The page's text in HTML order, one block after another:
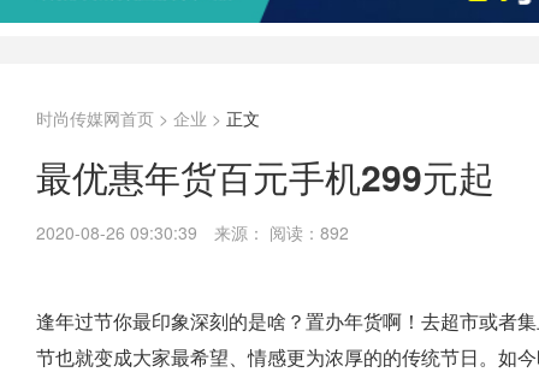
时尚传媒网首页 > 企业 > 正文
最优惠年货百元手机299元起
2020-08-26 09:30:39 来源： 阅读：892
逢年过节你最印象深刻的是啥？置办年货啊！去超市或者
节也就变成大家最希望、情感更为浓厚的的传统节日。如